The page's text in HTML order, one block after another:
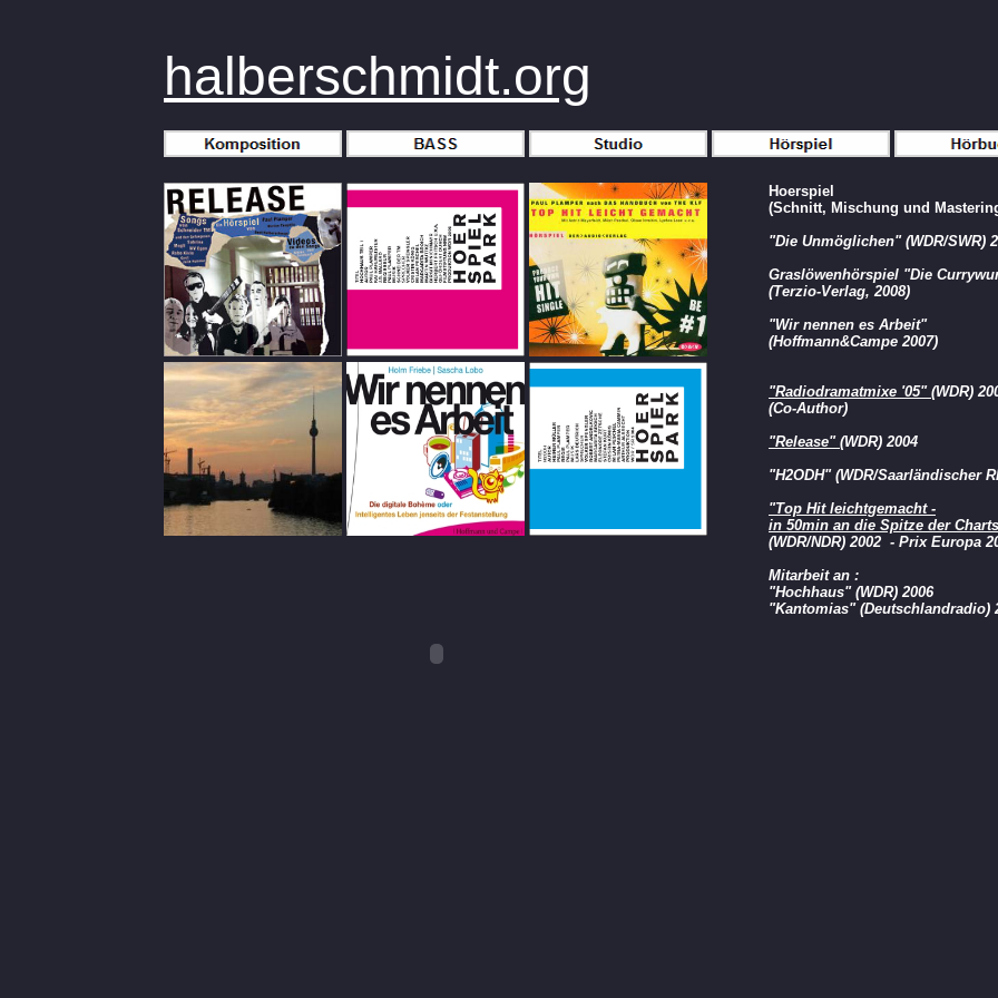
Hoerspiel
(Schnitt, Mischung und
"Die Unmöglichen" (WDR/SWR)
Graslöwenhörspiel "Die
(Terzio-Verlag, 2008)
"Wir nennen es Arbeit"
(Hoffmann&Campe 2007)
"Radiodramatmixe '05" (WDR)
(Co-Author)
"Release" (WDR) 2004
"H2ODH" (WDR/Saarländischer
"Top Hit leichtgemacht -
in 50min an die Spitze der
(WDR/NDR) 2002 - Prix Europa
Mitarbeit an :
"Hochhaus" (WDR) 2006
"Kantomias" (Deutschlandradio)
halberschmidt.org